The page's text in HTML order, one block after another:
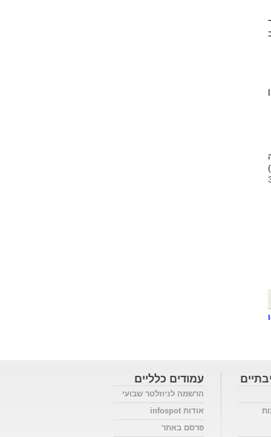
2019, מה-31
עמודים כלליים
הרשמה לניוזלטר שבועי
אודות infospot
פרסם באתר